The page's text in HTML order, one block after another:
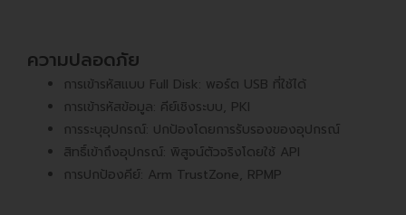
ความปลอดภัย
การเข้ารหัสแบบ Full Disk: พอร์ต USB ที่ใช้ได้
การเข้ารหัสข้อมูล: คีย์เชิงระบบ, PKI
การระบุอุปกรณ์: ปกป้องโดยการรับรองของอุปกรณ์
สิทธิ์เข้าถึงอุปกรณ์: พิสูจน์ตัวจริงโดยใช้ API
การปกป้องคีย์: Arm TrustZone, RPMP